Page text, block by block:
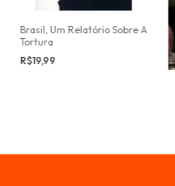
Brasil, Um Relatório Sobre A
Tortura
R$19,99